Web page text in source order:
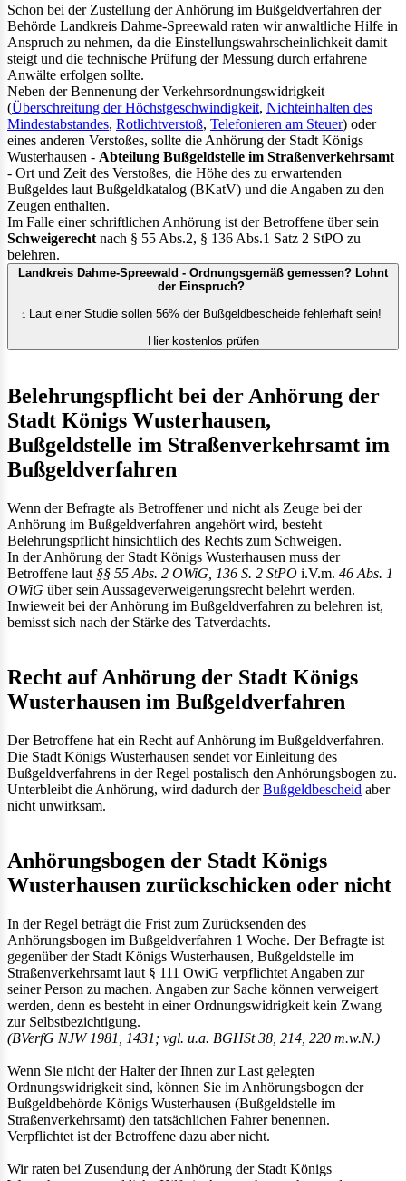
Schon bei der Zustellung der Anhörung im Bußgeldverfahren der
Behörde Landkreis Dahme-Spreewald raten wir anwaltliche Hilfe in
Anspruch zu nehmen, da die Einstellungswahrscheinlichkeit damit
steigt und die technische Prüfung der Messung durch erfahrene
Anwälte erfolgen sollte.
Neben der Bennenung der Verkehrsordnungswidrigkeit
(Überschreitung der Höchstgeschwindigkeit, Nichteinhalten des
Mindestabstandes, Rotlichtverstoß, Telefonieren am Steuer) oder
eines anderen Verstoßes, sollte die Anhörung der Stadt Königs
Wusterhausen - Abteilung Bußgeldstelle im Straßenverkehrsamt
- Ort und Zeit des Verstoßes, die Höhe des zu erwartenden
Bußgeldes laut Bußgeldkatalog (BKatV) und die Angaben zu den
Zeugen enthalten.
Im Falle einer schriftlichen Anhörung ist der Betroffene über sein
Schweigerecht nach § 55 Abs.2, § 136 Abs.1 Satz 2 StPO zu
belehren.
Landkreis Dahme-Spreewald - Ordnungsgemäß gemessen? Lohnt
der Einspruch?
1
Laut einer Studie sollen 56% der Bußgeldbescheide fehlerhaft sein!
Hier kostenlos prüfen
Belehrungspflicht bei der Anhörung der
Stadt Königs Wusterhausen,
Bußgeldstelle im Straßenverkehrsamt im
Bußgeldverfahren
Wenn der Befragte als Betroffener und nicht als Zeuge bei der
Anhörung im Bußgeldverfahren angehört wird, besteht
Belehrungspflicht hinsichtlich des Rechts zum Schweigen.
In der Anhörung der Stadt Königs Wusterhausen muss der
Betroffene laut §§ 55 Abs. 2 OWiG, 136 S. 2 StPO i.V.m. 46 Abs. 1
OWiG über sein Aussageverweigerungsrecht belehrt werden.
Inwieweit bei der Anhörung im Bußgeldverfahren zu belehren ist,
bemisst sich nach der Stärke des Tatverdachts.
Recht auf Anhörung der Stadt Königs
Wusterhausen im Bußgeldverfahren
Der Betroffene hat ein Recht auf Anhörung im Bußgeldverfahren.
Die Stadt Königs Wusterhausen sendet vor Einleitung des
Bußgeldverfahrens in der Regel postalisch den Anhörungsbogen zu.
Unterbleibt die Anhörung, wird dadurch derBußgeldbescheid aber
nicht unwirksam.
Anhörungsbogen der Stadt Königs
Wusterhausen zurückschicken oder nicht
In der Regel beträgt die Frist zum Zurücksenden des
Anhörungsbogen im Bußgeldverfahren 1 Woche. Der Befragte ist
gegenüber der Stadt Königs Wusterhausen, Bußgeldstelle im
Straßenverkehrsamt laut § 111 OwiG verpflichtet Angaben zur
seiner Person zu machen. Angaben zur Sache können verweigert
werden, denn es besteht in einer Ordnungswidrigkeit kein Zwang
zur Selbstbezichtigung.
(BVerfG NJW 1981, 1431; vgl. u.a. BGHSt 38, 214, 220 m.w.N.)
Wenn Sie nicht der Halter der Ihnen zur Last gelegten
Ordnungswidrigkeit sind, können Sie im Anhörungsbogen der
Bußgeldbehörde Königs Wusterhausen (Bußgeldstelle im
Straßenverkehrsamt) den tatsächlichen Fahrer benennen.
Verpflichtet ist der Betroffene dazu aber nicht.
Wir raten bei Zusendung der Anhörung der Stadt Königs